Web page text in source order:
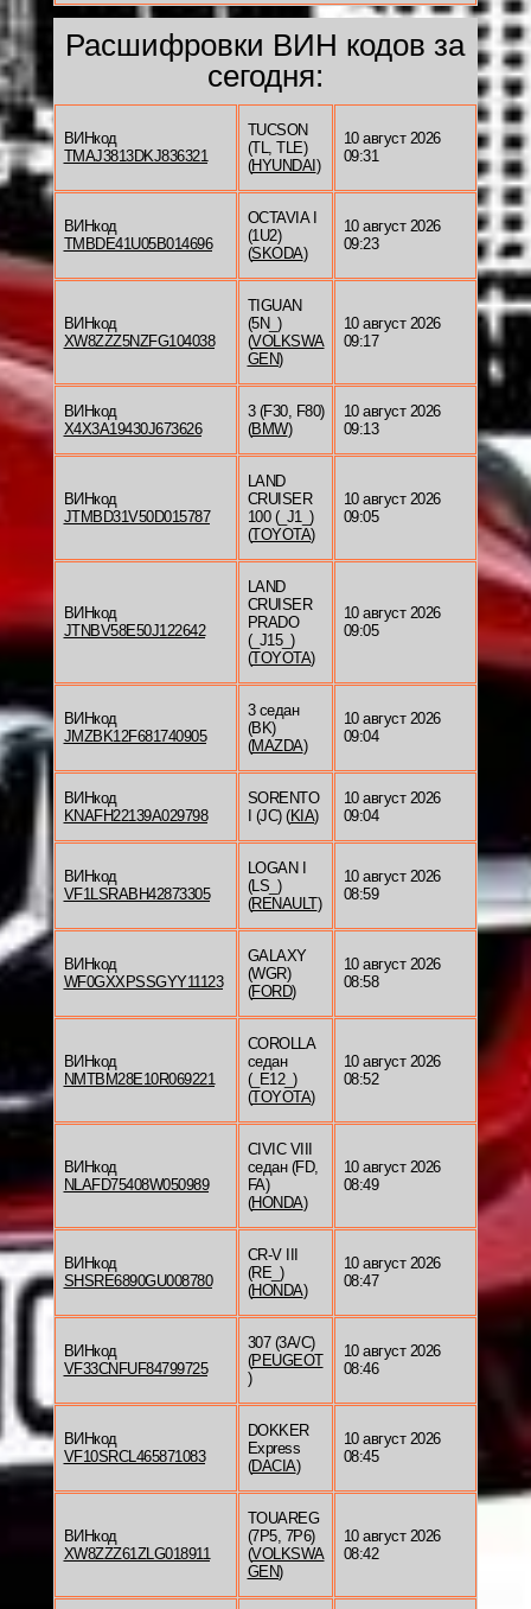
Расшифровки ВИН кодов за
сегодня:
ВИНкод
TMAJ3813DKJ836321
TUCSON
(TL, TLE)
(HYUNDAI )
10 август 2026
09:31
ВИНкод
TMBDE41U05B014696
OCTAVIA I
(1U2)
(SKODA)
10 август 2026
09:23
ВИНкод
XW8ZZZ5NZFG104038
TIGUAN
(5N_)
(VOLKSWA
GEN)
10 август 2026
09:17
ВИНкод
X4X3A19430J673626
3 (F30, F80)
(BMW)
10 август 2026
09:13
ВИНкод
JTMBD31V50D015787
LAND
CRUISER
100 (_J1_)
(TOYOTA)
10 август 2026
09:05
ВИНкод
JTNBV58E50J122642
LAND
CRUISER
PRADO
(_J15_)
(TOYOTA)
10 август 2026
09:05
ВИНкод
JMZBK12F681740905
3 седан
(BK)
(MAZDA)
10 август 2026
09:04
ВИНкод
KNAFH22139A029798
SORENTO
I (JC) (KIA)
10 август 2026
09:04
ВИНкод
VF1LSRABH42873305
LOGAN I
(LS_)
(RENAULT)
10 август 2026
08:59
ВИНкод
WF0GXXPSSGYY11123
GALAXY
(WGR)
(FORD)
10 август 2026
08:58
ВИНкод
NMTBM28E10R069221
COROLLA
седан
(_E12_)
(TOYOTA)
10 август 2026
08:52
ВИНкод
NLAFD75408W050989
CIVIC VIII
седан (FD,
FA)
(HONDA)
10 август 2026
08:49
ВИНкод
SHSRE6890GU008780
CR-V III
(RE_)
(HONDA)
10 август 2026
08:47
ВИНкод
VF33CNFUF84799725
307 (3A/C)
(PEUGEOT
)
10 август 2026
08:46
ВИНкод
VF10SRCL465871083
DOKKER
Express
(DACIA)
10 август 2026
08:45
ВИНкод
XW8ZZZ61ZLG018911
TOUAREG
(7P5, 7P6)
(VOLKSWA
GEN)
10 август 2026
08:42